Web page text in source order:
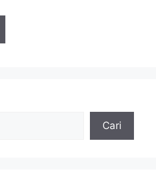
Cari